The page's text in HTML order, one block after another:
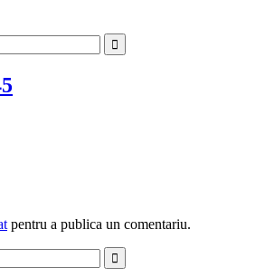
pentru a publica un comentariu.